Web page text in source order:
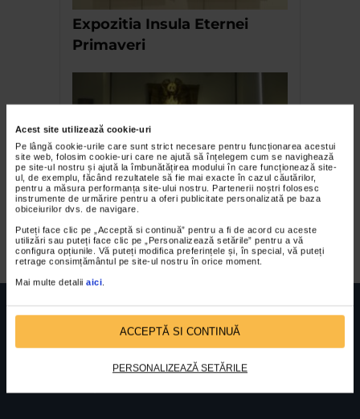
Acest site utilizează cookie-uri
Pe lângă cookie-urile care sunt strict necesare pentru funcționarea acestui
site web, folosim cookie-uri care ne ajută să înțelegem cum se navighează
pe site-ul nostru și ajută la îmbunătățirea modului în care funcționează site-
ul, de exemplu, făcând rezultatele să fie mai exacte în cazul căutărilor,
pentru a măsura performanța site-ului nostru. Partenerii noștri folosesc
instrumente de urmărire pentru a oferi publicitate personalizată pe baza
obiceiurilor dvs. de navigare.
Puteți face clic pe „Acceptă si continuă” pentru a fi de acord cu aceste
utilizări sau puteți face clic pe „Personalizează setările” pentru a vă
configura opțiunile. Vă puteți modifica preferințele și, în special, vă puteți
retrage consimțământul pe site-ul nostru în orice moment.
Mai multe detalii aici
ACCEPTĂ SI CONTINUĂ
PERSONALIZEAZĂ SETĂRILE
Expozitia Insula Eternei
Primaveri
Expozitia Sarbatoarea
Breslei 2018
FUNDATIA FILDAS ARTNr inreg registrul special: 4 PJ/ 29.01.2013